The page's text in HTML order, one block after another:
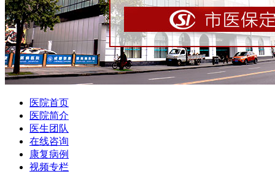
医院首页
医院简介
医生团队
在线咨询
康复病例
视频专栏